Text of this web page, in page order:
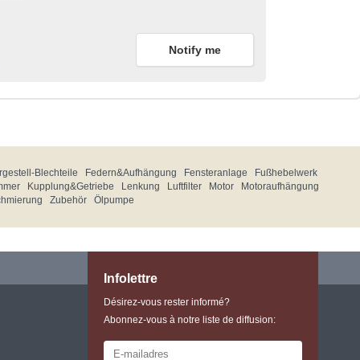
Notify me
Blechteile Federn&Aufhängung Fensteranlage
Fußhebelwerk
Kupplung&Getriebe Lenkung Luftfilter Motor
Motoraufhängung
Zubehör Ölpumpe
Infolettre
Désirez-vous rester informé?
Abonnez-vous à notre liste de diffusion: